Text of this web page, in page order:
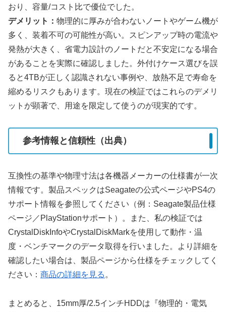
おり、容量/コスト比で優位でした。
デメリット： 物理的に厚みが合わないノートやゲーム機が
多く、装着不可の可能性が高い。スピンアップ時の電流や
発熱が大きく、省電力設計のノートだと不安定になる場合
があることを実際に確認しました。外付けケース選びを誤
ると4TBが正しく認識されない事例や、放熱不足で寿命を
縮めるリスクもあります。現在の検証ではこれらのデメリ
ットが顕著で、用途を限定して使うのが現実的です。
参考情報と信頼性（出典）
互換性の基準や物理寸法は各機器メーカーの仕様書が一次
情報です。製品スペックはSeagateの公式ページやPS4の
サポート情報を参照してください（例：Seagate製品仕様
ページ／PlayStationサポート）。また、私の検証では
CrystalDiskInfoやCrystalDiskMarkを使用して動作・温
度・ベンチマークのデータ取得を行いました。より詳細を
確認したい場合は、製品ページから仕様をチェックしてく
ださい： 商品の詳細を見る 。
まとめると、15mm厚/2.5インチHDDは『物理的・電気